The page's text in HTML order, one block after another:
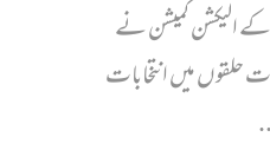
الیکشن کمیشن نے
میں انتخابات